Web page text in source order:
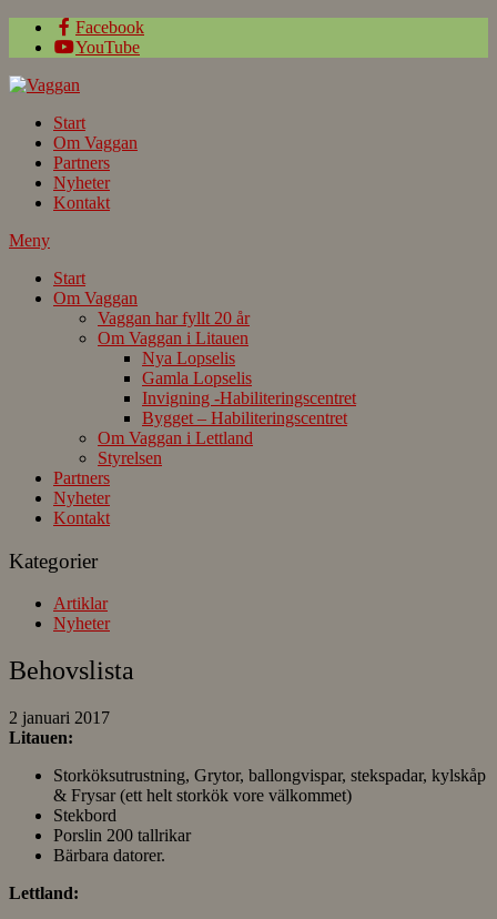
Facebook
YouTube
Start
Om Vaggan
Partners
Nyheter
Kontakt
Meny
Start
Om Vaggan
Vaggan har fyllt 20 år
Om Vaggan i Litauen
Nya Lopselis
Gamla Lopselis
Invigning -Habiliteringscentret
Bygget – Habiliteringscentret
Om Vaggan i Lettland
Styrelsen
Partners
Nyheter
Kontakt
Kategorier
Artiklar
Nyheter
Behovslista
2 januari 2017
Litauen:
Storköksutrustning, Grytor, ballongvispar, stekspadar, kylskåp
& Frysar (ett helt storkök vore välkommet)
Stekbord
Porslin 200 tallrikar
Bärbara datorer.
Lettland: